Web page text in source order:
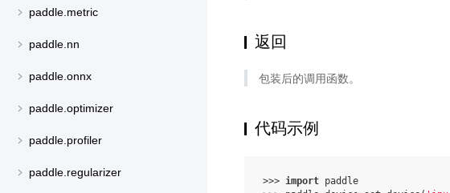
paddle.metric
paddle.nn
paddle.onnx
paddle.optimizer
paddle.profiler
paddle.regularizer
返回
包装后的调用函数。
代码示例
>>> import paddle